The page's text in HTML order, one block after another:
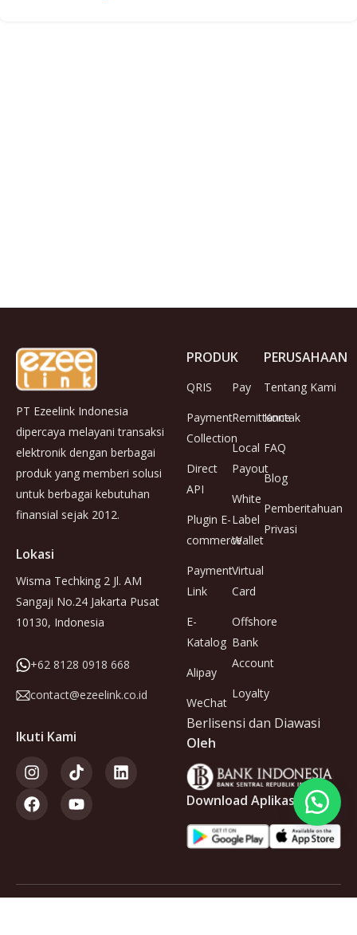
PT Ezeelink Indonesia
dipercaya melayani transaksi
elektronik dengan berbagai
produk yang memberi solusi
untuk berbagai kebutuhan
finansial sejak 2012.
Lokasi
Wisma Techking 2 Jl. AM
Sangaji No.24 Jakarta Pusat
10130, Indonesia
+62 8128 0918 668
contact@ezeelink.co.id
Ikuti Kami
PRODUK
QRIS
Payment
Collection
Direct
API
Plugin E-
commerce
Payment
Link
E-
Katalog
Alipay
WeChat
Pay
Remittance
Local
Payout
White
Label
Wallet
Virtual
Card
Offshore
Bank
Account
Loyalty
PERUSAHAAN
Tentang Kami
Kontak
FAQ
Blog
Pemberitahuan
Privasi
Berlisensi dan Diawasi
Oleh
Download Aplikasi